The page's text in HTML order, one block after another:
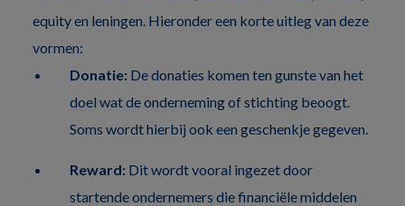
equity en leningen. Hieronder een korte uitleg van deze
vormen:
Donatie:De donaties komen ten gunste van het
doel wat de onderneming of stichting beoogt.
Soms wordt hierbij ook een geschenkje gegeven.
Reward:Dit wordt vooral ingezet door
startende ondernemers die financiële middelen